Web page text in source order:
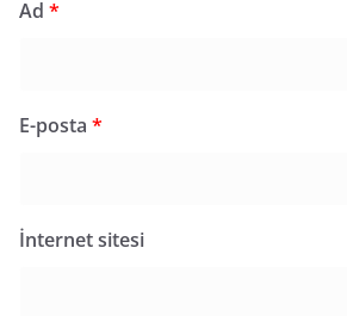
Ad *
E-posta *
İnternet sitesi